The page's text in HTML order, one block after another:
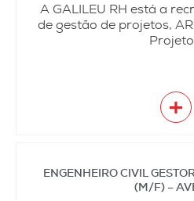
A GALILEU RH está a
de gestão de projetos,
+
ENGENHEIRO CIVIL
(M/F) –